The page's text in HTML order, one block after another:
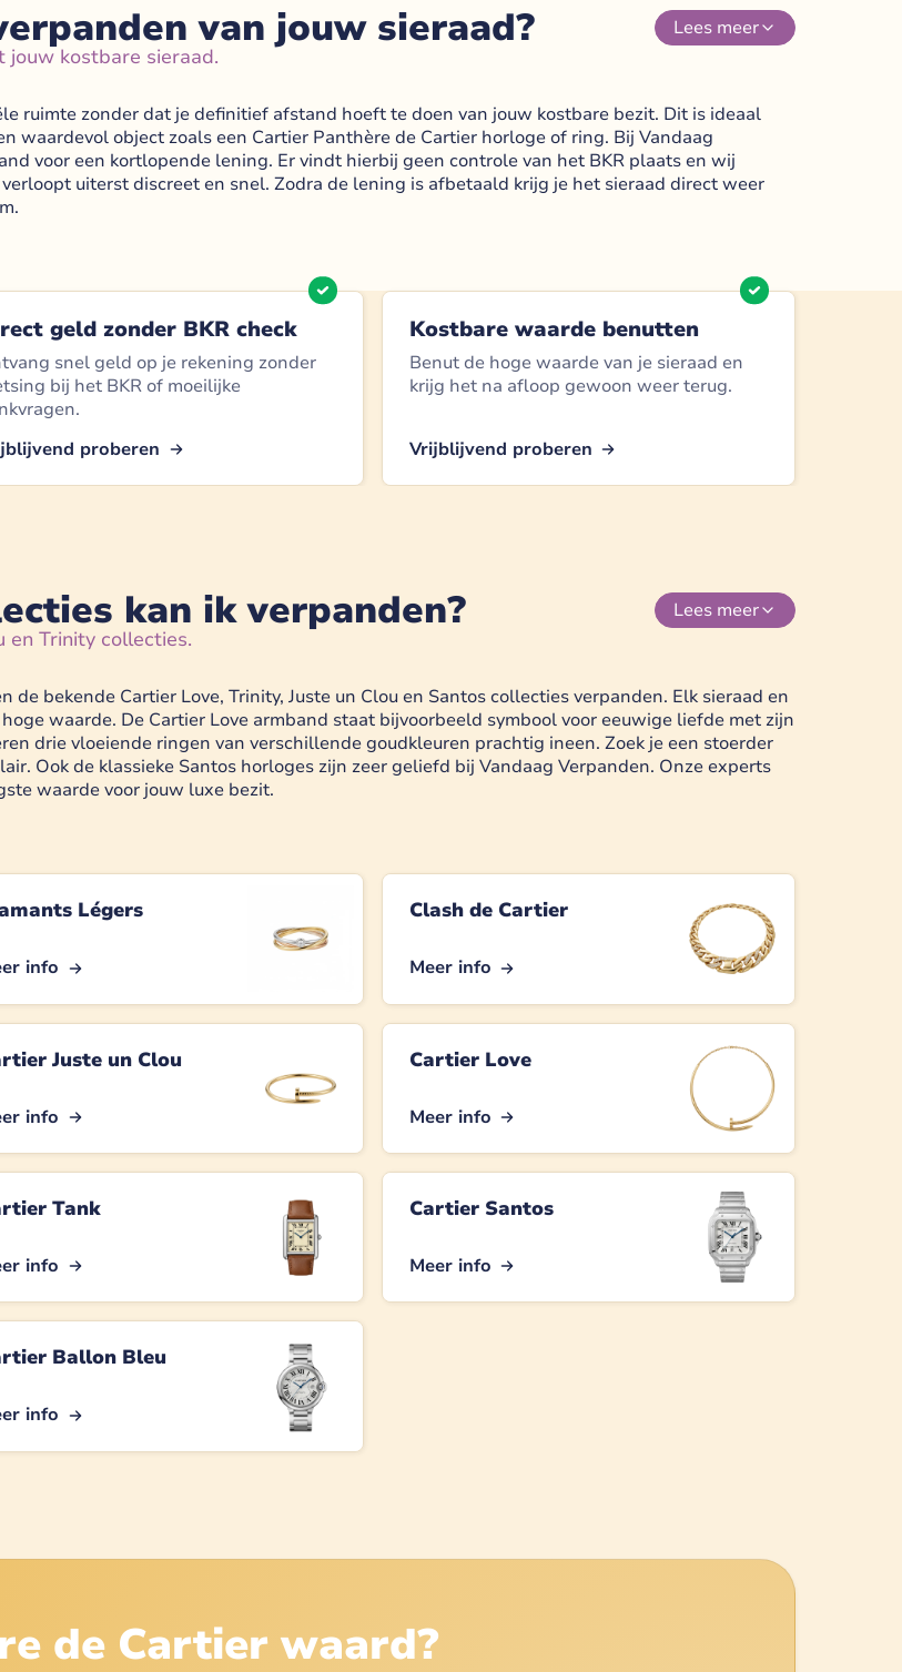
van jouw sieraad?
jouw kostbare sieraad.
Lees meer
ruimte zonder dat je definitief afstand hoeft te doen van jouw kostbare bezit. Dit is ideaal
waardevol object zoals een Cartier Panthère de Cartier horloge of ring. Bij Vandaag
voor een kortlopende lening. Er vindt hierbij geen controle van het BKR plaats en wij
uiterst discreet en snel. Zodra de lening is afbetaald krijg je het sieraad direct weer
geld zonder BKR check
snel geld op je rekening zonder
bij het BKR of moeilijke
proberen
Kostbare waarde benutten
Benut de hoge waarde van je sieraad en
krijg het na afloop gewoon weer terug.
Vrijblijvend proberen
kan ik verpanden?
en Trinity collecties.
Lees meer
bekende Cartier Love, Trinity, Juste un Clou en Santos collecties verpanden. Elk sieraad en
waarde. De Cartier Love armband staat bijvoorbeeld symbool voor eeuwige liefde met zijn
drie vloeiende ringen van verschillende goudkleuren prachtig ineen. Zoek je een stoerder
Ook de klassieke Santos horloges zijn zeer geliefd bij Vandaag Verpanden. Onze experts
waarde voor jouw luxe bezit.
Légers
info
Clash de Cartier
Meer info
Juste un Clou
info
Cartier Love
Meer info
Tank
info
Cartier Santos
Meer info
Ballon Bleu
info
de Cartier waard?